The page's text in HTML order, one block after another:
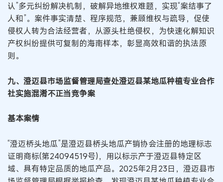
认”多元纠纷解决机制，破解异地维权难题，实现“案结事了
人和”。案件事实清楚、程序规范，兼顾维权与疏导，促使
侵权人转为合法经营者，从源头杜绝侵权，为快速化解知识
产权纠纷提供可复制的海南样本，彰显高效和谐的执法原
则。
九、澄迈县市场监督管理局查处澄迈县某地瓜种植专业合作
社实施混淆不正当竞争案
基本案情
“澄迈桥头地瓜”是澄迈县桥头地瓜产销协会注册的地理标志
证明商标(第24094519号)，用以标示产于澄迈县特定区
域、具有特定品质的地瓜产品。2025年2月23日，澄迈县市